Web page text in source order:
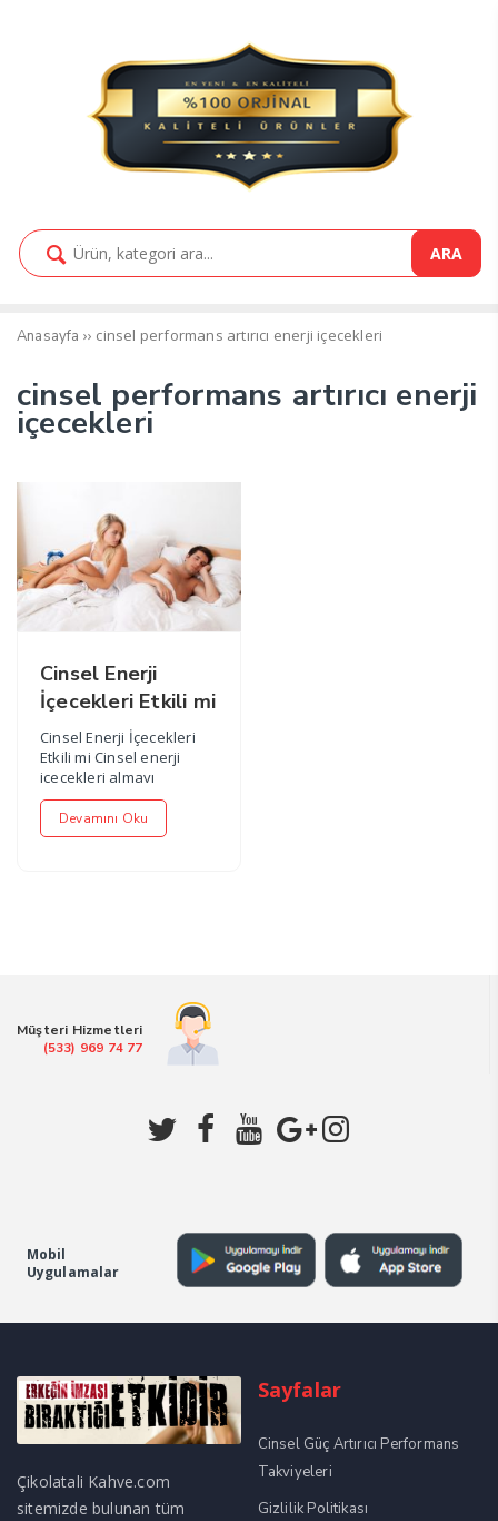
ARA
Anasayfa ›› cinsel performans artırıcı enerji içecekleri
cinsel performans artırıcı enerji
içecekleri
Cinsel Enerji
İçecekleri Etkili mi
Cinsel Enerji İçecekleri
Etkili mi Cinsel enerji
içecekleri almayı
düşünüyorsanız ve
etkileri konus...
Devamını Oku
Müşteri Hizmetleri
(533) 969 74 77
Mobil
Uygulamalar
Çikolatali Kahve.com
sitemizde bulunan tüm
Sayfalar
Cinsel Güç Artırıcı Performans
Takviyeleri
Gizlilik Politikası